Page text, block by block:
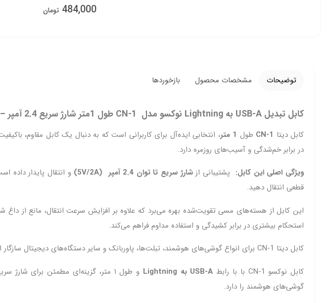
484,000 تومان
توضیحات مشخصات محصول بازخوردها
کابل تبدیل USB-A به Lightning نوکسو مدل CN-1 طول 1متر شارژ سریع 2.4 آمپر – مناسب شارژ و انتقال داده
کابل دیتا CN-1 طول
در برابر خم‌شدگی و آسیب‌های روزمره دارد.
ویژگی اصلی این کابل: پشتیبانی ازشارژ سریع تا توان 2.4 آمپر (5V/2A)
و انتقال پایدار داده
قطعی انتقال دهید.
استحکام بیشتری در برابر کشیدگی و استفاده مداوم فراهم می‌کند.
کابل دیتا CN-1 برای انواع گوشی‌های هوشمند، تبلت‌ها، پاوربانک و سایر دستگاه‌های دیجیتال سازگار است و طول 1 متری آن باعث می‌شود استفاده در منزل، محل کار یا سفر بسیار راحت باشد.
کابل نوکسو CN-1 با با رابط
و طول ۱ متر، گزینه‌ای مطمئن برای شارژ سریع و انتقال داده است. این کابل با پشتیبانی از
گوشی‌های هوشمند را دارد.